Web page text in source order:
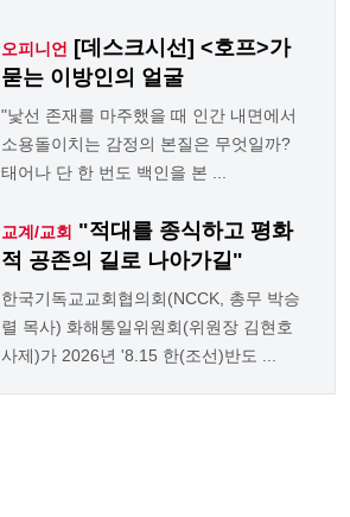
오피니언
[데스크시선] <호프>가
묻는 이방인의 얼굴
"낯선 존재를 마주했을 때 인간 내면에서
소용돌이치는 감정의 본질은 무엇일까?
태어나 단 한 번도 백인을 본 ...
교계/교회 "적대를 종식하고 평화
적 공존의 길로 나아가길"
한국기독교교회협의회(NCCK, 총무 박승
렬 목사) 화해통일위원회(위원장 김현호
사제)가 2026년 '8.15 한(조선)반도 ...